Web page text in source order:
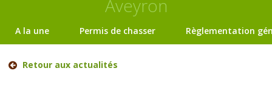
Aveyron
A la une Permis de chasser Règlementation
Retour aux actualités